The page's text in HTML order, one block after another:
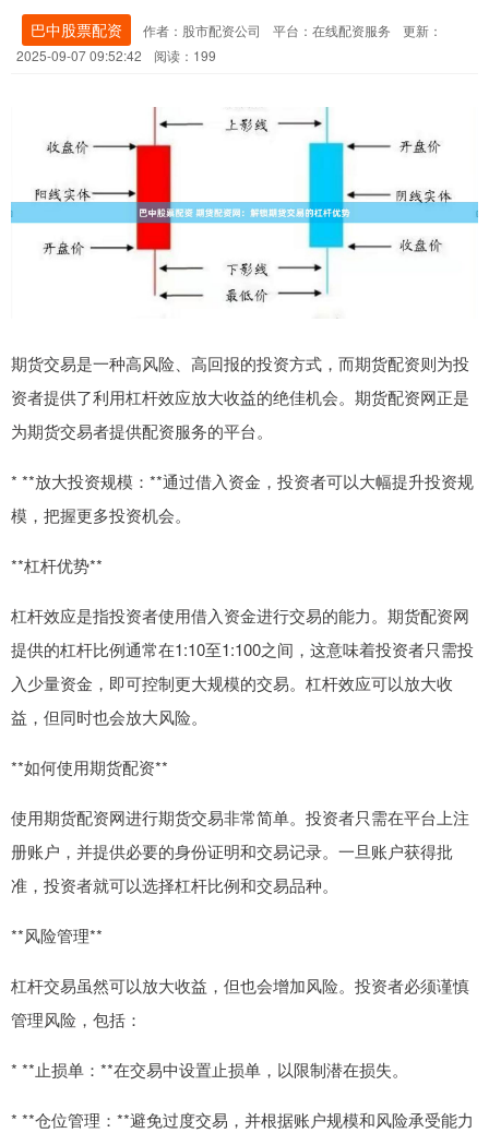
巴中股票配资 作者：股市配资公司 平台：在线配资服务
更新：
2025-09-07 09:52:42
阅读：199
期货交易是一种高风险、高回报的投资方式，而期货配资则为投
资者提供了利用杠杆效应放大收益的绝佳机会。期货配资网正是
为期货交易者提供配资服务的平台。
* **放大投资规模：**通过借入资金，投资者可以大幅提升投资规
模，把握更多投资机会。
**杠杆优势**
杠杆效应是指投资者使用借入资金进行交易的能力。期货配资网
提供的杠杆比例通常在1:10至1:100之间，这意味着投资者只需投
入少量资金，即可控制更大规模的交易。杠杆效应可以放大收
益，但同时也会放大风险。
**如何使用期货配资**
使用期货配资网进行期货交易非常简单。投资者只需在平台上注
册账户，并提供必要的身份证明和交易记录。一旦账户获得批
准，投资者就可以选择杠杆比例和交易品种。
**风险管理**
杠杆交易虽然可以放大收益，但也会增加风险。投资者必须谨慎
管理风险，包括：
* **止损单：**在交易中设置止损单，以限制潜在损失。
* **仓位管理：**避免过度交易，并根据账户规模和风险承受能力